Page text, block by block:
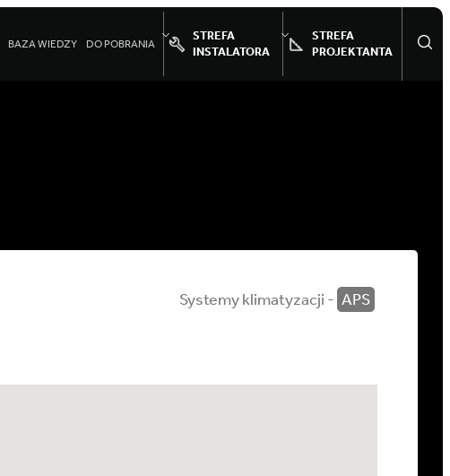
BAZA WIEDZY DO POBRANIA
STREFA
INSTALATORA
STREFA
PROJEKTANTA
Systemy klimatyzacji - APS